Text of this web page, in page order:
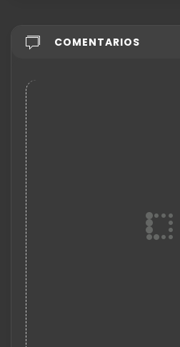
COMENTARIOS